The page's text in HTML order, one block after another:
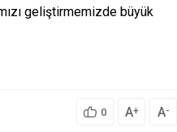
geliştirmemizde büyük
0 A+ A-